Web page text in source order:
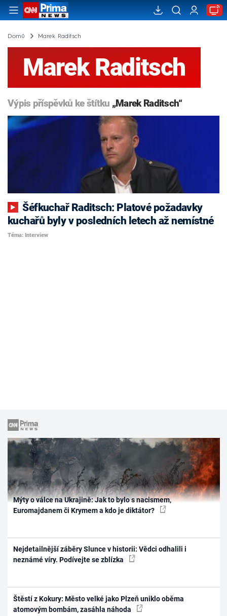
Domů Marek Raditsch
Marek Raditsch
Výpis příspěvků ke štítku „Marek Raditsch“
Šéfkuchař Raditsch: Platové požadavky
kuchařů byly v posledních letech až nemístné
Téma: Interview
Mýty o válce na Ukrajině: Jak to bylo s nacismem,
Euromajdanem či Krymem a kdo je diktátor?
Nejdetailnější záběry Slunce v historii: Vědci odhalili i
neznámé víry. Podívejte se zblízka
Štěstí z Kokury: Město velké jako Plzeň uniklo oběma
atomovým bombám, zasáhla náhoda